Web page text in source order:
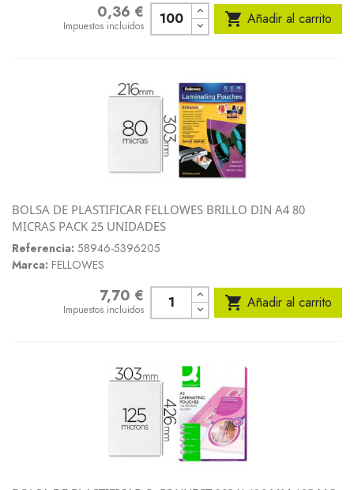
0,36 €
Impuestos incluidos  Añadir al carrito
BOLSA DE PLASTIFICAR FELLOWES BRILLO DIN A4 80
MICRAS PACK 25 UNIDADES
Referencia: 58946-5396205
Marca: FELLOWES
7,70 €
Impuestos incluidos  Añadir al carrito